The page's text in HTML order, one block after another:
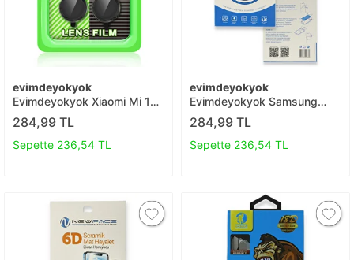
evimdeyokyok
Evimdeyokyok Xiaomi Mi 14t
Pro Raze Metal Kamera Lens
- Siyah T20
284,99 TL
Sepette 236,54 TL
evimdeyokyok
Evimdeyokyok Samsung
Galaxy A51 Royal Nano
Ekran Koruyucu T20
284,99 TL
Sepette 236,54 TL